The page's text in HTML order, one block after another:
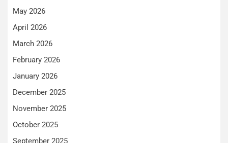
May 2026
April 2026
March 2026
February 2026
January 2026
December 2025
November 2025
October 2025
September 2025